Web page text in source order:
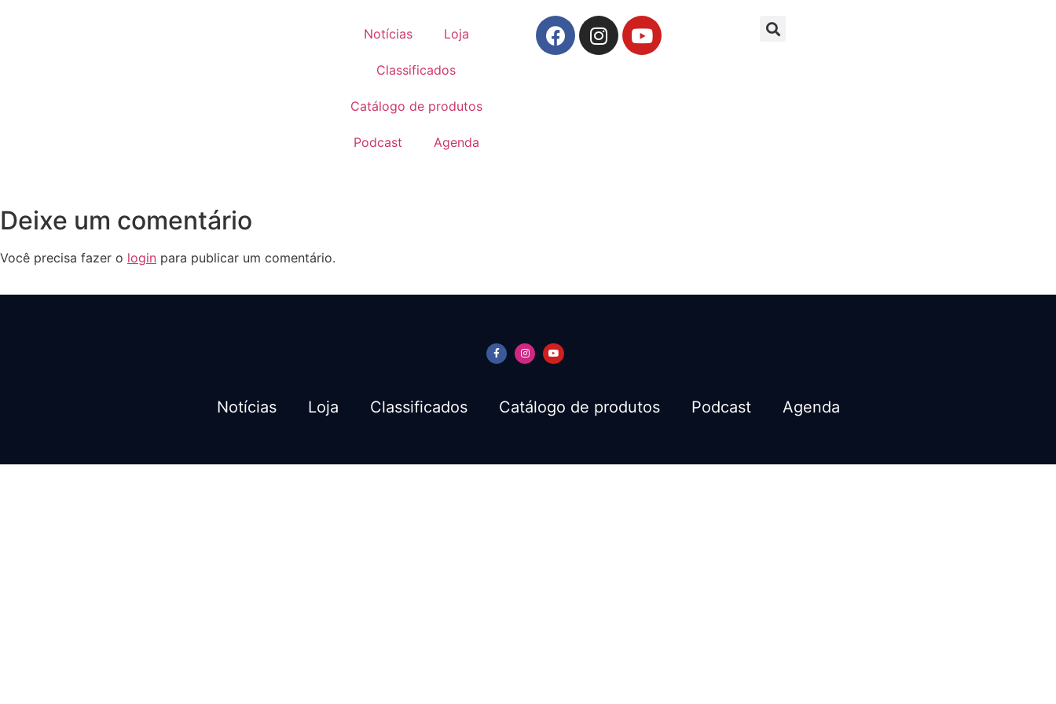
Notícias Loja
Classificados
Catálogo de produtos
Podcast Agenda
Deixe um comentário
Você precisa fazer o login para publicar um comentário.
Notícias Loja Classificados Catálogo de produtos Podcast Agenda